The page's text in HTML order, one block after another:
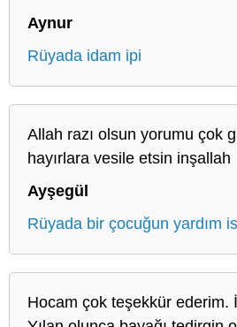
Aynur
Rüyada idam ipi
Allah razı olsun yorumu çok
hayırlara vesile etsin inşallah
Ayşegül
Rüyada bir çocuğun yardım
Hocam çok teşekkür ederim.